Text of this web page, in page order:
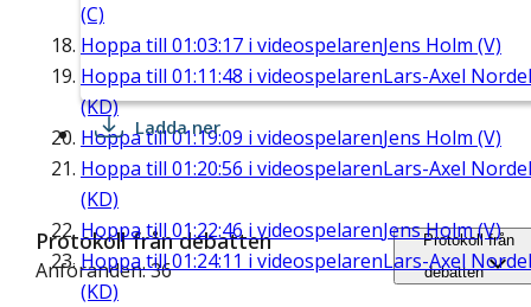
(C)
Hoppa till 01:03:17 i videospelarenJens Holm (V)
Hoppa till 01:11:48 i videospelarenLars-Axel
(KD)
Hoppa till01:19:09 i videospelarenJens Holm (V)
Hoppa till 01:20:56 i videospelarenLars-Axel
(KD)
Hoppa till 01:22:46 i videospelarenJens Holm (V)
Hoppa till01:24:11 i videospelarenLars-Axel
(KD)
Ladda ner
Protokoll från debatten
Anföranden: 36
Protokoll från
debatten